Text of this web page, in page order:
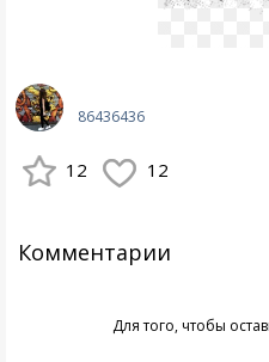
86436436
12 12
Комментарии
Для того, чтобы